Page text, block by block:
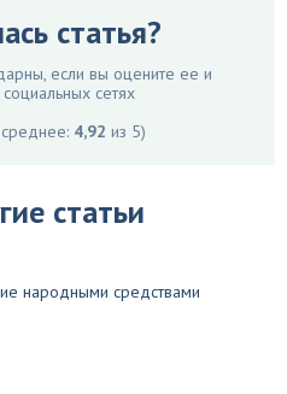
статья?
если вы оцените ее и
сетях
4,92 из 5)
статьи
народными средствами